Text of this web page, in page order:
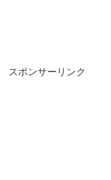
スポンサーリンク